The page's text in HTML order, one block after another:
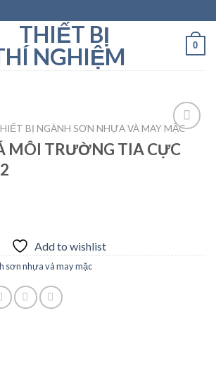
0
BỊ NGÀNH SƠN NHỰA VÀ MAY MẶC
MÔI TRƯỜNG TIA CỰC
Add to wishlist
sơn nhựa và may mặc